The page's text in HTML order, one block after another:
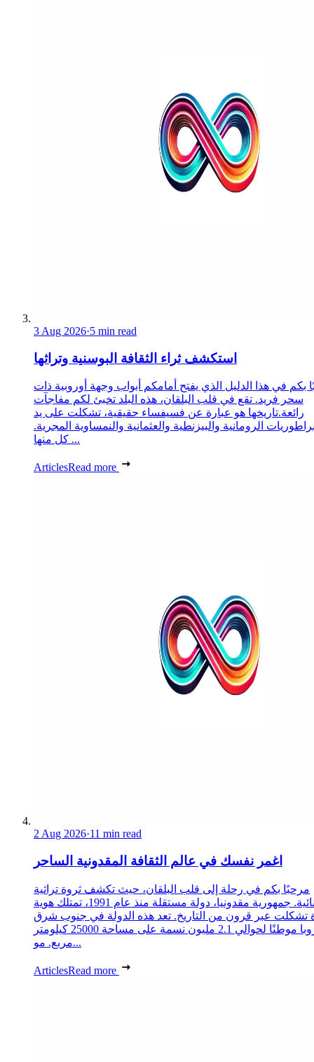
3 Aug 2026·5 min read
استكشف ثراء الثقافة البوسنية وتراثها
بكم في هذا الدليل الذي يفتح أمامكم أبواب وجهة أوروبية ذات
سحر فريد. تقع في قلب البلقان، هذه البلد تخبئ لكم مفاجآت
رائعة.تاريخها هو عبارة عن فسيفساء حقيقية، تشكلت على يد
الرومانية والبيزنطية والعثمانية والنمساوية المجرية.
كل منها ...
ArticlesRead more
2 Aug 2026·11 min read
اغمر نفسك في عالم الثقافة المقدونية الساحر
مرحبًا بكم في رحلة إلى قلب البلقان، حيث تكشف ثروة تراثية
استثنائية. جمهورية مقدونيا، دولة مستقلة منذ عام 1991، تمتلك هوية
تشكلت عبر قرون من التاريخ. تعد هذه الدولة في جنوب شرق
أوروبا موطنًا لحوالي 2.1 مليون نسمة على مساحة 25000 كيلومتر
مربع. مو...
ArticlesRead more